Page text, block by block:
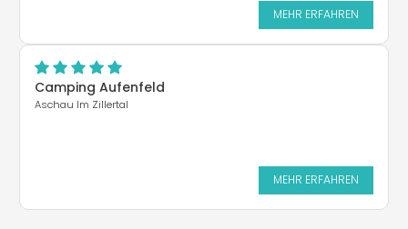
MEHR ERFAHREN
Camping Aufenfeld
Aschau Im Zillertal
MEHR ERFAHREN